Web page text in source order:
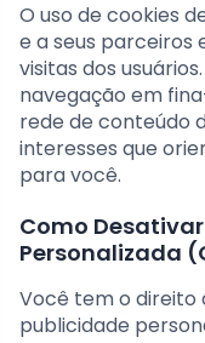
O uso de cookies
e a seus parceiros
visitas dos
navegação em
rede de conteúdo
interesses que
para você.
Como
Personalizada
Você tem o
publicidade